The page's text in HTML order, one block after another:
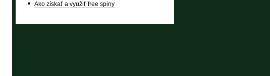
Ako získať a využiť free spiny